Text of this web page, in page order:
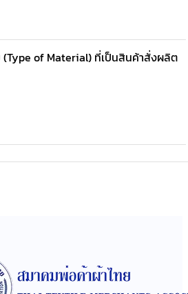
(Type of Material) ที่เป็นสินค้าสั่งผลิต